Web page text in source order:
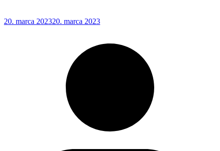
20. marca 202320. marca 2023